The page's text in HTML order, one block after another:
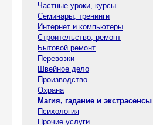
Частные уроки, курсы
Семинары, тренинги
Интернет и компьютеры
Строительство, ремонт
Бытовой ремонт
Перевозки
Швейное дело
Производство
Охрана
Магия, гадание и экстрасенсы
Психология
Прочие услуги